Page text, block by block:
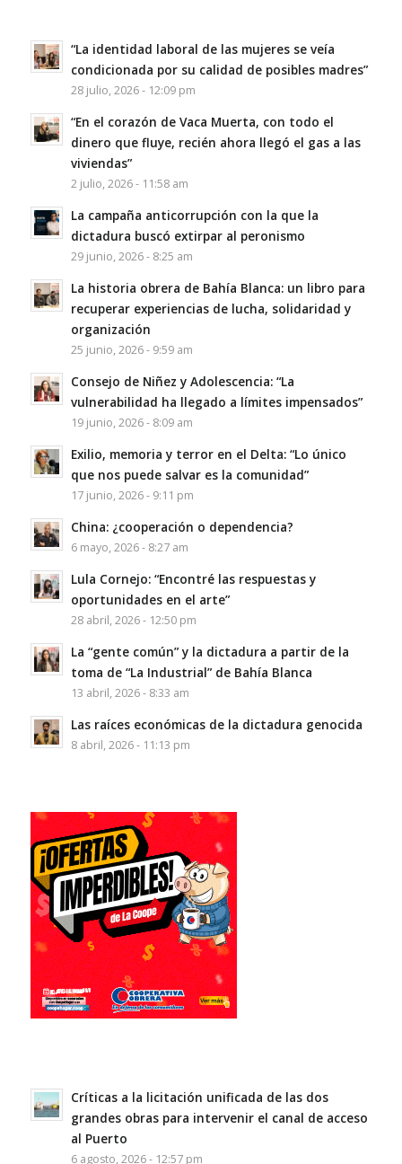
“La identidad laboral de las mujeres se veía
condicionada por su calidad de posibles madres”
28 julio, 2026 - 12:09 pm
“En el corazón de Vaca Muerta, con todo el
dinero que fluye, recién ahora llegó el gas a las
viviendas”
2 julio, 2026 - 11:58 am
La campaña anticorrupción con la que la
dictadura buscó extirpar al peronismo
29 junio, 2026 - 8:25 am
La historia obrera de Bahía Blanca: un libro para
recuperar experiencias de lucha, solidaridad y
organización
25 junio, 2026 - 9:59 am
Consejo de Niñez y Adolescencia: “La
vulnerabilidad ha llegado a límites impensados”
19 junio, 2026 - 8:09 am
Exilio, memoria y terror en el Delta: “Lo único
que nos puede salvar es la comunidad”
17 junio, 2026 - 9:11 pm
China: ¿cooperación o dependencia?
6 mayo, 2026 - 8:27 am
Lula Cornejo: “Encontré las respuestas y
oportunidades en el arte”
28 abril, 2026 - 12:50 pm
La “gente común” y la dictadura a partir de la
toma de “La Industrial” de Bahía Blanca
13 abril, 2026 - 8:33 am
Las raíces económicas de la dictadura genocida
8 abril, 2026 - 11:13 pm
Críticas a la licitación unificada de las dos
grandes obras para intervenir el canal de acceso
al Puerto
6 agosto, 2026 - 12:57 pm